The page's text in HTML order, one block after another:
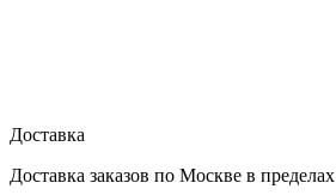
Доставка
Доставка заказов по Москве в